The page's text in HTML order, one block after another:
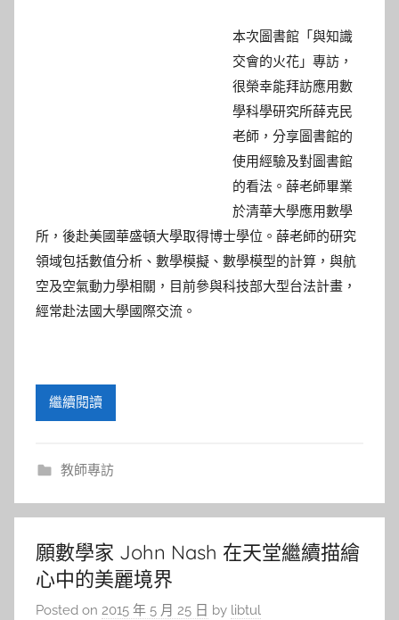
本次圖書館「與知識
交會的火花」專訪，
很榮幸能拜訪應用數
學科學研究所薛克民
老師，分享圖書館的
使用經驗及對圖書館
的看法。薛老師畢業
於清華大學應用數學
所，後赴美國華盛頓大學取得博士學位。薛老師的研究
領域包括數值分析、數學模擬、數學模型的計算，與航
空及空氣動力學相關，目前參與科技部大型台法計畫，
經常赴法國大學國際交流。
繼續閱讀
教師專訪
願數學家 John Nash 在天堂繼續描繪
心中的美麗境界
Posted on 2015 年 5 月 25 日 by libtul